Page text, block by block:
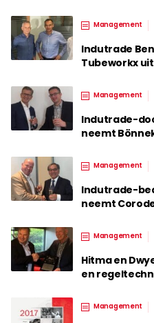
Management
Indutrade
Tubeworkx
Management
Indutrade-
neemt
Management
Indutrade-
neemt
Management
Hitma en
en
Management